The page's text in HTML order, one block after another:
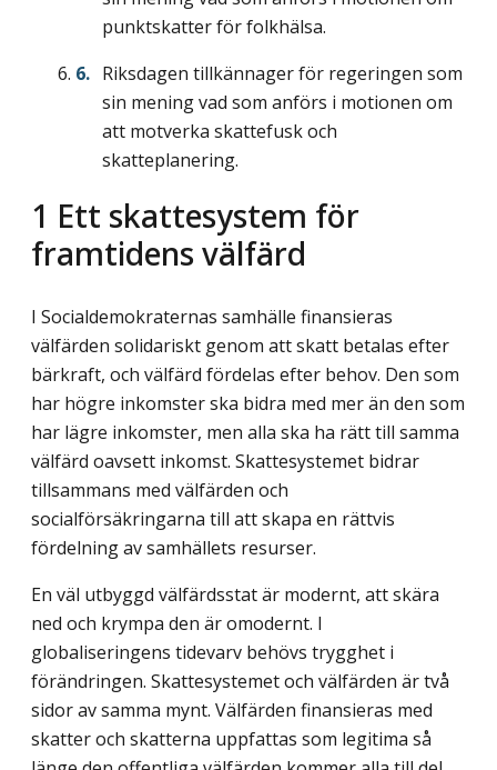
punktskatter för folkhälsa.
Riksdagen tillkännager för regeringen som
sin mening vad som anförs i motionen om
att motverka skattefusk och
skatteplanering.
1 Ett skattesystem för
framtidens välfärd
I Socialdemokraternas samhälle finansieras
välfärden solidariskt genom att skatt betalas efter
bärkraft, och välfärd fördelas efter behov. Den som
har högre inkomster ska bidra med mer än den som
har lägre inkomster, men alla ska ha rätt till samma
välfärd oavsett inkomst. Skattesystemet bidrar
tillsammans med välfärden och
socialförsäkringarna till att skapa en rättvis
fördelning av samhällets resurser.
En väl utbyggd välfärdsstat är modernt, att skära
ned och krympa den är omodernt. I
globaliseringens tidevarv behövs trygghet i
förändringen. Skattesystemet och välfärden är två
sidor av samma mynt. Välfärden finansieras med
skatter och skatterna uppfattas som legitima så